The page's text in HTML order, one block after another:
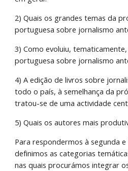
2) Quais os grandes temas da
portuguesa sobre jornalismo
3) Como evoluiu,
portuguesa sobre jornalismo
4) A edição de livros sobre
todo o país, à semelhança da
tratou-se de uma actividade
5) Quais os autores mais
Para respondermos à segunda
definimos as categorias
nas quais procurámos integrar